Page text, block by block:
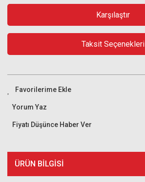
Karşılaştır
Taksit Seçenekleri
Yorum Yaz
Fiyatı Düşünce Haber Ver
ÜRÜN BILGISI